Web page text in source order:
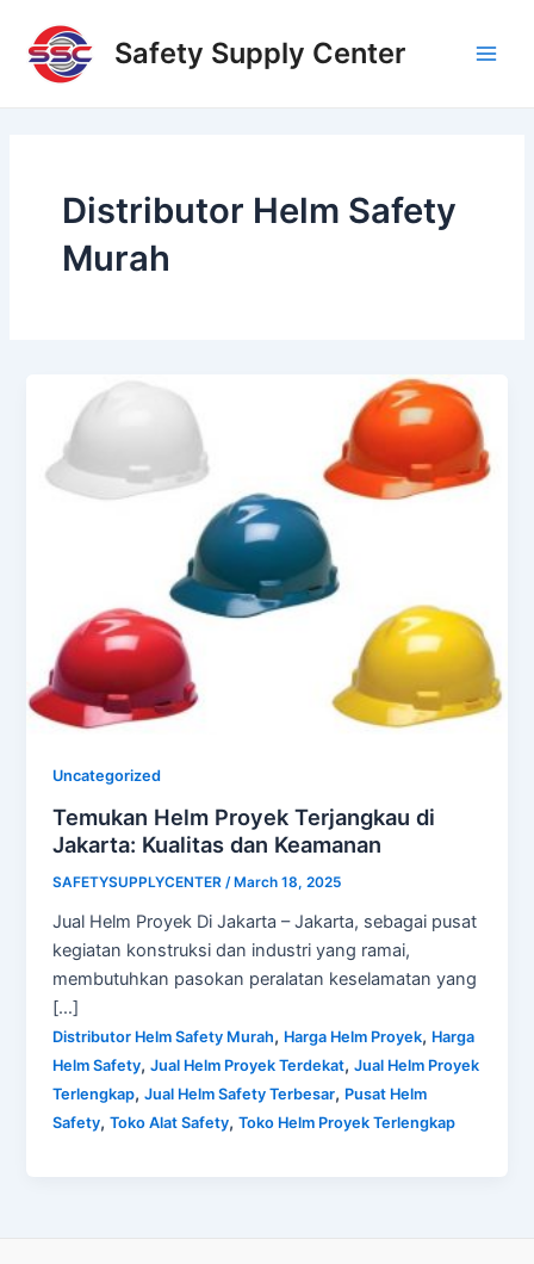
content
Safety Supply Center
Distributor Helm Safety
Murah
Uncategorized
Temukan Helm Proyek Terjangkau di
Jakarta: Kualitas dan Keamanan
SAFETYSUPPLYCENTER/ March 18, 2025
Jual Helm Proyek Di Jakarta – Jakarta, sebagai pusat
kegiatan konstruksi dan industri yang ramai,
membutuhkan pasokan peralatan keselamatan yang
[…]
Distributor Helm Safety Murah, Harga Helm Proyek, Harga
Helm Safety,Jual Helm Proyek Terdekat,Jual Helm Proyek
Terlengkap,Jual Helm Safety Terbesar, Pusat Helm
Safety,Toko Alat Safety,Toko Helm Proyek Terlengkap